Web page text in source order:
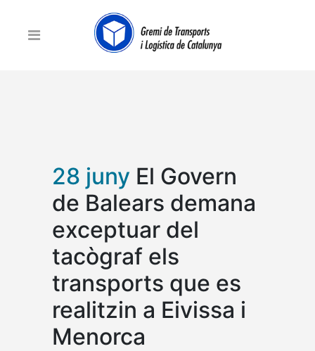
28 juny El Govern
de Balears demana
exceptuar del
tacògraf els
transports que es
realitzin a Eivissa i
Menorca